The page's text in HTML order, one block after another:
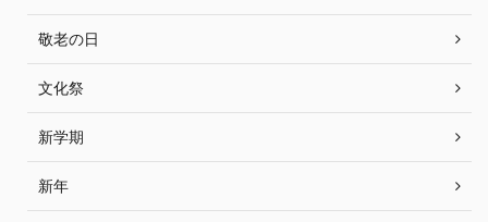
敬老の日
文化祭
新学期
新年